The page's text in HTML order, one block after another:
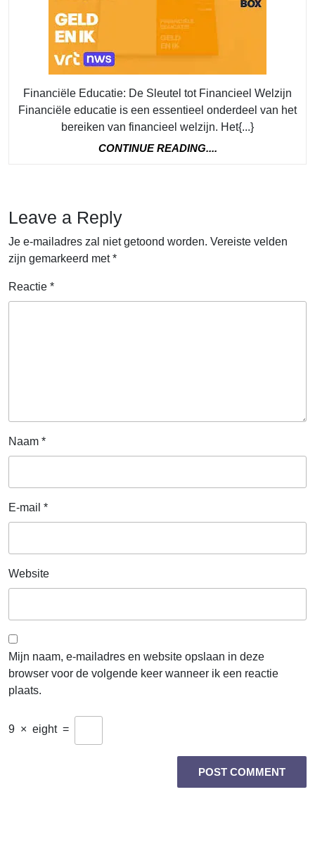
Financiële Educatie: De Sleutel tot Financieel Welzijn
Financiële educatie is een essentieel onderdeel van het
bereiken van financieel welzijn. Het{...}
CONTINUE READING....
Leave a Reply
Je e-mailadres zal niet getoond worden. Vereiste velden
zijn gemarkeerd met*
Reactie *
Naam *
E-mail *
Website
Mijn naam, e-mailadres en website opslaan in deze
browser voor de volgende keer wanneer ik een reactie
plaats.
9 × eight =